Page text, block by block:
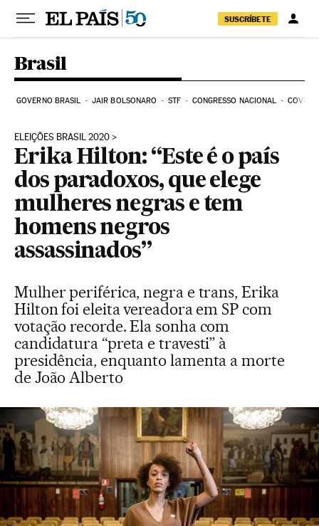
Pular para o conteúdo
SUSCRÍBETE
Brasil
GOVERNO BRASIL JAIR BOLSONARO STF CONGRESSO NACIONAL COVID-
ELEIÇÕES BRASIL 2020
Erika Hilton: “Este é o país
dos paradoxos, que elege
mulheres negras e tem
homens negros
assassinados”
Mulher periférica, negra e trans, Erika
Hilton foi eleita vereadora em SP com
votação recorde. Ela sonha com
candidatura “preta e travesti” à
presidência, enquanto lamenta a morte
de João Alberto